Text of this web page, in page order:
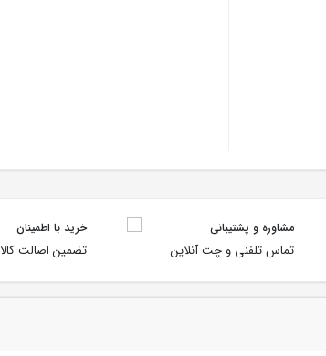
مشاوره و پشتیبانی
تماس تلفنی و چت آنلاین
خرید با اطمینان
تضمین اصالت کالا